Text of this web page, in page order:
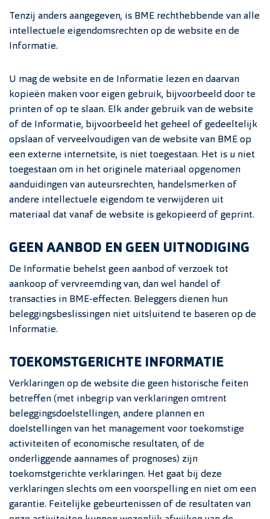
Tenzij anders aangegeven, is BME rechthebbende van alle
intellectuele eigendomsrechten op de website en de
Informatie.
U mag de website en de Informatie lezen en daarvan
kopieën maken voor eigen gebruik, bijvoorbeeld door te
printen of op te slaan. Elk ander gebruik van de website
of de Informatie, bijvoorbeeld het geheel of gedeeltelijk
opslaan of verveelvoudigen van de website van BME op
een externe internetsite, is niet toegestaan. Het is u niet
toegestaan om in het originele materiaal opgenomen
aanduidingen van auteursrechten, handelsmerken of
andere intellectuele eigendom te verwijderen uit
materiaal dat vanaf de website is gekopieerd of geprint.
GEEN AANBOD EN GEEN UITNODIGING
De Informatie behelst geen aanbod of verzoek tot
aankoop of vervreemding van, dan wel handel of
transacties in BME-effecten. Beleggers dienen hun
beleggingsbeslissingen niet uitsluitend te baseren op de
Informatie.
TOEKOMSTGERICHTE INFORMATIE
Verklaringen op de website die geen historische feiten
betreffen (met inbegrip van verklaringen omtrent
beleggingsdoelstellingen, andere plannen en
doelstellingen van het management voor toekomstige
activiteiten of economische resultaten, of de
onderliggende aannames of prognoses) zijn
toekomstgerichte verklaringen. Het gaat bij deze
verklaringen slechts om een voorspelling en niet om een
garantie. Feitelijke gebeurtenissen of de resultaten van